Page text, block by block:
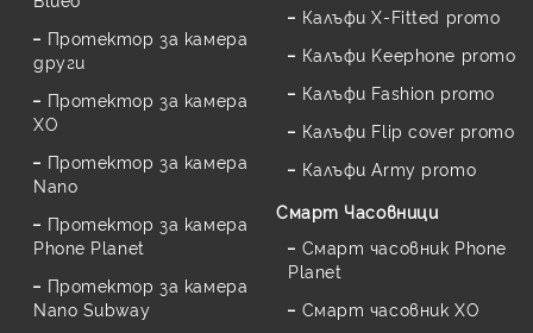
Протектор за камера
други
Протектор за камера
XO
Протектор за камера
Nano
Протектор за камера
Phone Planet
Протектор за камера
Nano Subway
Калъфи X-Fitted promo
Калъфи Keephone promo
Калъфи Fashion promo
Калъфи Flip cover promo
Калъфи Army promo
Смарт Часовници
Смарт часовник Phone
Planet
Смарт часовник XO